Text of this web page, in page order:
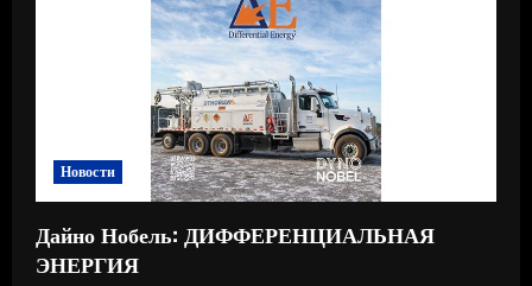
Новости
Дайно Нобель: ДИФФЕРЕНЦИАЛЬНАЯ
ЭНЕРГИЯ